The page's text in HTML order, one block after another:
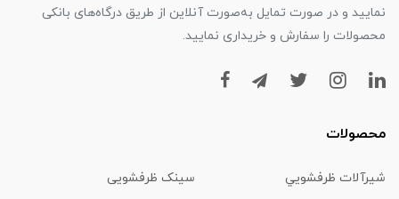
نمایید و در صورت تمایل به‌صورت آنلاین از طریق درگاه‌های بانکی
محصولات را سفارش و خریداری نمایید.
محصولات
شیرآلات ظرفشويي سینک ظرفشویی